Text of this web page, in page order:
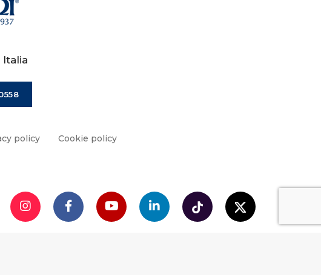
Italia
policy Cookie policy